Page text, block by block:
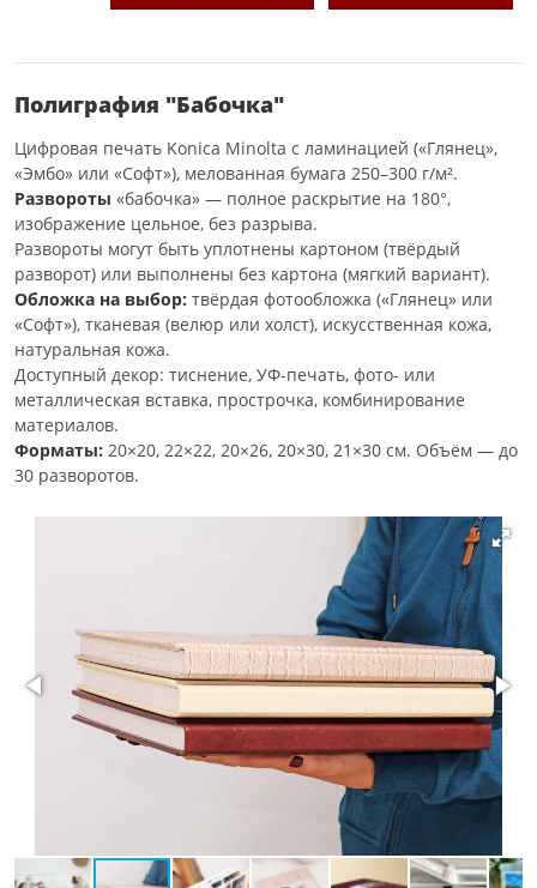
Полиграфия "Бабочка"
Цифровая печать Konica Minolta с ламинацией («Глянец»,
«Эмбо» или «Софт»), мелованная бумага 250–300 г/м².
Развороты «бабочка» — полное раскрытие на 180°,
изображение цельное, без разрыва.
Развороты могут быть уплотнены картоном (твёрдый
разворот) или выполнены без картона (мягкий вариант).
Обложка на выбор: твёрдая фотообложка («Глянец» или
«Софт»), тканевая (велюр или холст), искусственная кожа,
натуральная кожа.
Доступный декор: тиснение, УФ-печать, фото- или
металлическая вставка, прострочка, комбинирование
материалов.
Форматы: 20×20, 22×22, 20×26, 20×30, 21×30 см. Объём — до
30 разворотов.